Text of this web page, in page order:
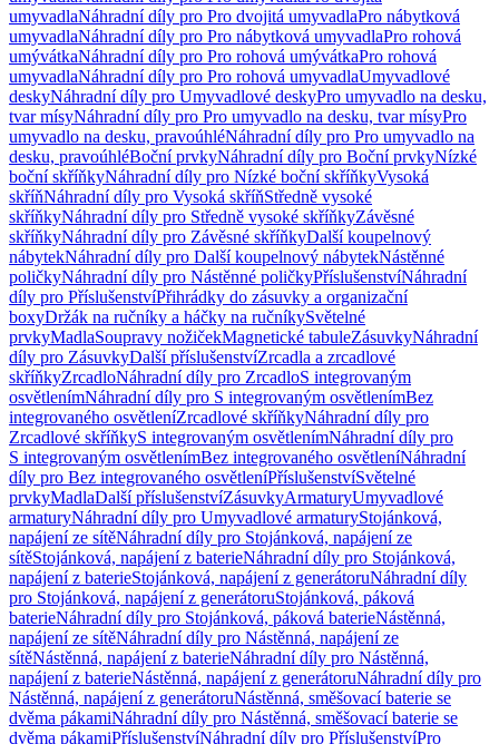
umyvadlaNáhradní díly pro Pro dvojitá umyvadlaPro nábytková
umyvadlaNáhradní díly pro Pro nábytková umyvadlaPro rohová
umývátkaNáhradní díly pro Pro rohová umývátkaPro rohová
umyvadlaNáhradní díly pro Pro rohová umyvadlaUmyvadlové
deskyNáhradní díly pro Umyvadlové deskyPro umyvadlo na desku,
tvar mísyNáhradní díly pro Pro umyvadlo na desku, tvar mísyPro
umyvadlo na desku, pravoúhléNáhradní díly pro Pro umyvadlo na
desku, pravoúhléBoční prvkyNáhradní díly pro Boční prvkyNízké
boční skříňkyNáhradní díly pro Nízké boční skříňkyVysoká
skříňNáhradní díly pro Vysoká skříňStředně vysoké
skříňkyNáhradní díly pro Středně vysoké skříňkyZávěsné
skříňkyNáhradní díly pro Závěsné skříňkyDalší koupelnový
nábytekNáhradní díly pro Další koupelnový nábytekNástěnné
poličkyNáhradní díly pro Nástěnné poličkyPříslušenstvíNáhradní
díly pro PříslušenstvíPřihrádky do zásuvky a organizační
boxyDržák na ručníky a háčky na ručníkySvětelné
prvkyMadlaSoupravy nožičekMagnetické tabuleZásuvkyNáhradní
díly pro ZásuvkyDalší příslušenstvíZrcadla a zrcadlové
skříňkyZrcadloNáhradní díly pro ZrcadloS integrovaným
osvětlenímNáhradní díly pro S integrovaným osvětlenímBez
integrovaného osvětleníZrcadlové skříňkyNáhradní díly pro
Zrcadlové skříňkyS integrovaným osvětlenímNáhradní díly pro
S integrovaným osvětlenímBez integrovaného osvětleníNáhradní
díly pro Bez integrovaného osvětleníPříslušenstvíSvětelné
prvkyMadlaDalší příslušenstvíZásuvkyArmaturyUmyvadlové
armaturyNáhradní díly pro Umyvadlové armaturyStojánková,
napájení ze sítěNáhradní díly pro Stojánková, napájení ze
sítěStojánková, napájení z baterieNáhradní díly pro Stojánková,
napájení z baterieStojánková, napájení z generátoruNáhradní díly
pro Stojánková, napájení z generátoruStojánková, páková
baterieNáhradní díly pro Stojánková, páková baterieNástěnná,
napájení ze sítěNáhradní díly pro Nástěnná, napájení ze
sítěNástěnná, napájení z baterieNáhradní díly pro Nástěnná,
napájení z baterieNástěnná, napájení z generátoruNáhradní díly pro
Nástěnná, napájení z generátoruNástěnná, směšovací baterie se
dvěma pákamiNáhradní díly pro Nástěnná, směšovací baterie se
dvěma pákamiPříslušenstvíNáhradní díly pro PříslušenstvíPro